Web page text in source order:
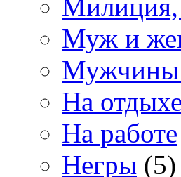
Муж и
Мужчины
На отдыхе
На работе
Негры (5)